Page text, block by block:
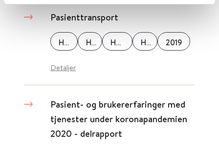
Pasienttransport
Helse Sør-Øst Helse Vest Helse Midt-Norge Helse Nord 2019
Detaljer
Pasient- og brukererfaringer med
tjenester under koronapandemien
2020 - delrapport